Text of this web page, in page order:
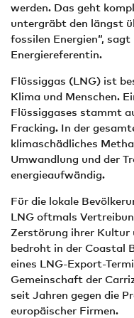
werden. Das geht
untergräbt den längst
fossilen Energien“,
Energiereferentin.
Flüssiggas (LNG) ist
Klima und Menschen.
Flüssiggases stammt
Fracking. In der
klimaschädliches
Umwandlung und der
energieaufwändig.
Für die lokale
LNG oftmals
Zerstörung ihrer Kultur
bedroht in der Coastal
eines LNG-Export-
Gemeinschaft der
seit Jahren gegen die
europäischer Firmen.